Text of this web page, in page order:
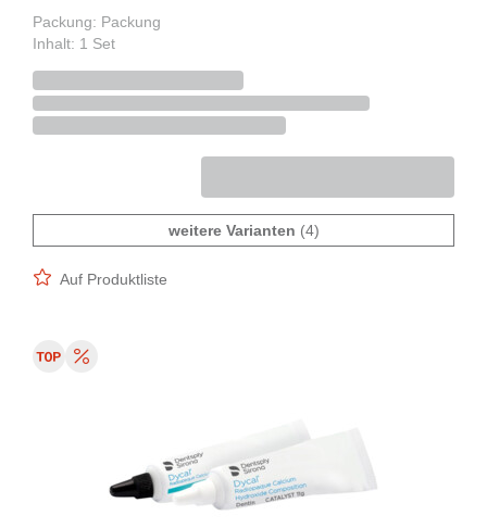
Packung: Packung
Inhalt: 1 Set
weitere Varianten (4)
Auf Produktliste